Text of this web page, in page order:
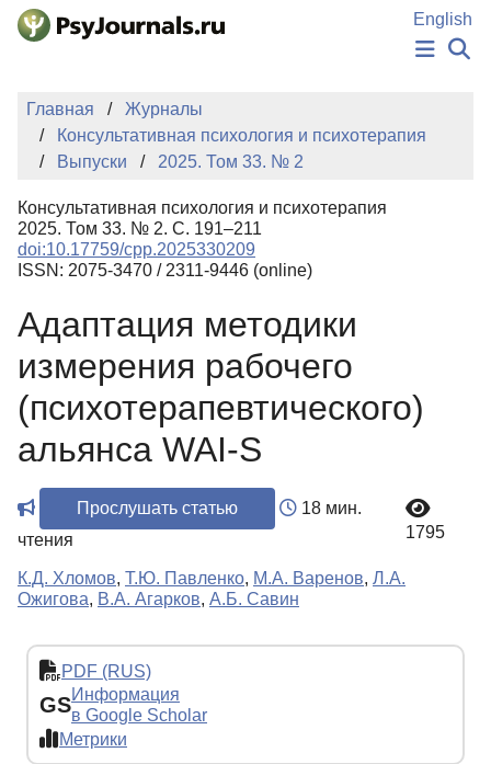
Перейти к основному содержанию
English
НОВОСТИ
АВТОРЫ
КЛЮЧЕВЫЕ СЛОВА
Регистрация
Главная
Журналы
Консультативная психология и психотерапия
Выпуски
2025. Том 33. № 2
Консультативная психология и психотерапия
2025. Том 33. № 2. С. 191–211
doi:10.17759/cpp.2025330209
ISSN: 2075-3470 / 2311-9446 (online)
Адаптация методики
измерения рабочего
(психотерапевтического)
альянса WAI-S
Прослушать статью
18 мин.
чтения
1795
К.Д. Хломов, Т.Ю. Павленко, М.А. Варенов, Л.А.
Ожигова, В.А. Агарков, А.Б. Савин
PDF (RUS)
GSИнформация
в Google Scholar
Метрики